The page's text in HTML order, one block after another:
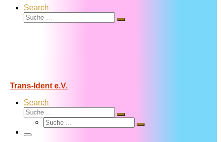
Search
Suche
Suche
Trans-Ident e.V.
Search
Suche
Suche
Suche
Suche
Menü